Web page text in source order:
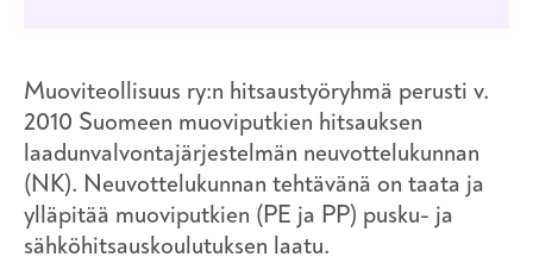
Muoviteollisuus ry:n hitsaustyöryhmä perusti v.
2010 Suomeen muoviputkien hitsauksen
laadunvalvontajärjestelmän neuvottelukunnan
(NK). Neuvottelukunnan tehtävänä on taata ja
ylläpitää muoviputkien (PE ja PP) pusku- ja
sähköhitsauskoulutuksen laatu.